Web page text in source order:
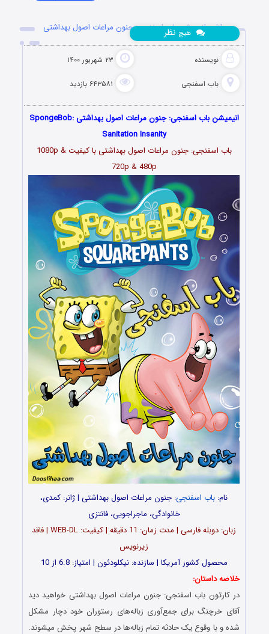
دانلود انیمیشن باب اسفنجی: جنون مراعات اصول بهداشتی
نویسنده ۲۳ شهریور ۱۴۰۰
باب اسفنجی ۶۴۳۵۸۱ بازدید
هیچ نظر
انیمیشن باب اسفنجی: جنون مراعات اصول بهداشتی SpongeBob:
Sanitation Insanity
باب اسفنجی: جنون مراعات اصول بهداشتی با کیفیت 1080p &
720p & 480p
نام: باب اسفنجی: جنون مراعات اصول بهداشتی | ژانر: کمدی،
خانوادگی، ماجراجویی، فانتزی
زبان: دوبله فارسی | مدت زمان: 11 دقیقه | کیفیت: WEB-DL | فاقد
زیرنویس
محصول کشور آمریکا | سازنده: نیکلودئون | امتیاز: 6.8 از 10
خلاصه داستان:
در کارتون باب اسفنجی: جنون مراعات اصول بهداشتی خواهید دید
آقای خرچنگ برای جمع‌آوری زباله‌های رستوران خود دچار مشکل
شده و با وقوع یک حادثه تمام زباله‌ها در سطح شهر پخش میشوند.